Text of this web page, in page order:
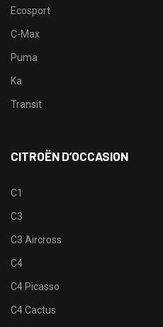
Ecosport
C-Max
Puma
Ka
Transit
CITROËN D’OCCASION
C1
C3
C3 Aircross
C4
C4 Picasso
C4 Cactus